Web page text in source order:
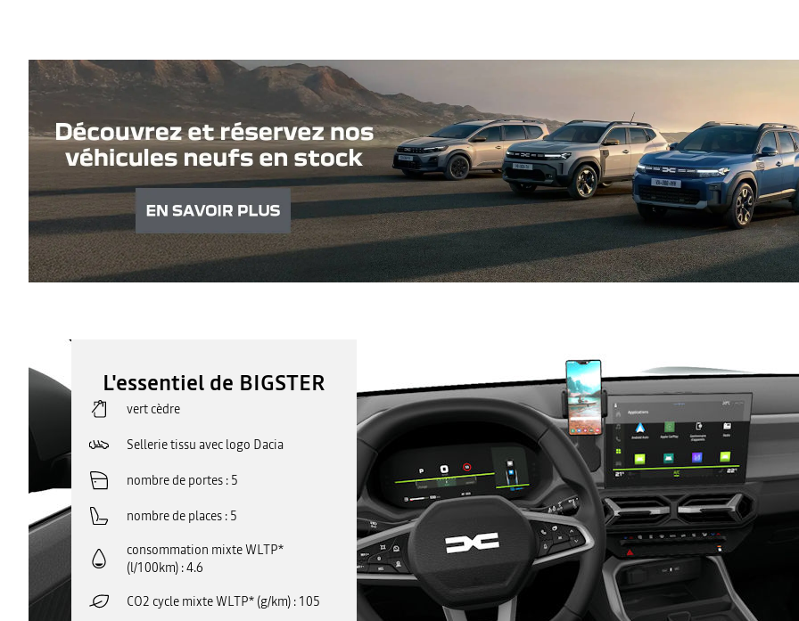
L'essentiel de BIGSTER
vert cèdre
Sellerie tissu avec logo Dacia
nombre de portes 5
nombre de places 5
consommation mixte WLTP*
(l/100km) 4.6
CO2 cycle mixte WLTP* (g/km) 105